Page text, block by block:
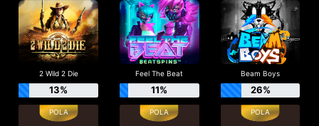
2 Wild 2 Die
13%
Feel The Beat
11%
Beam Boys
26%